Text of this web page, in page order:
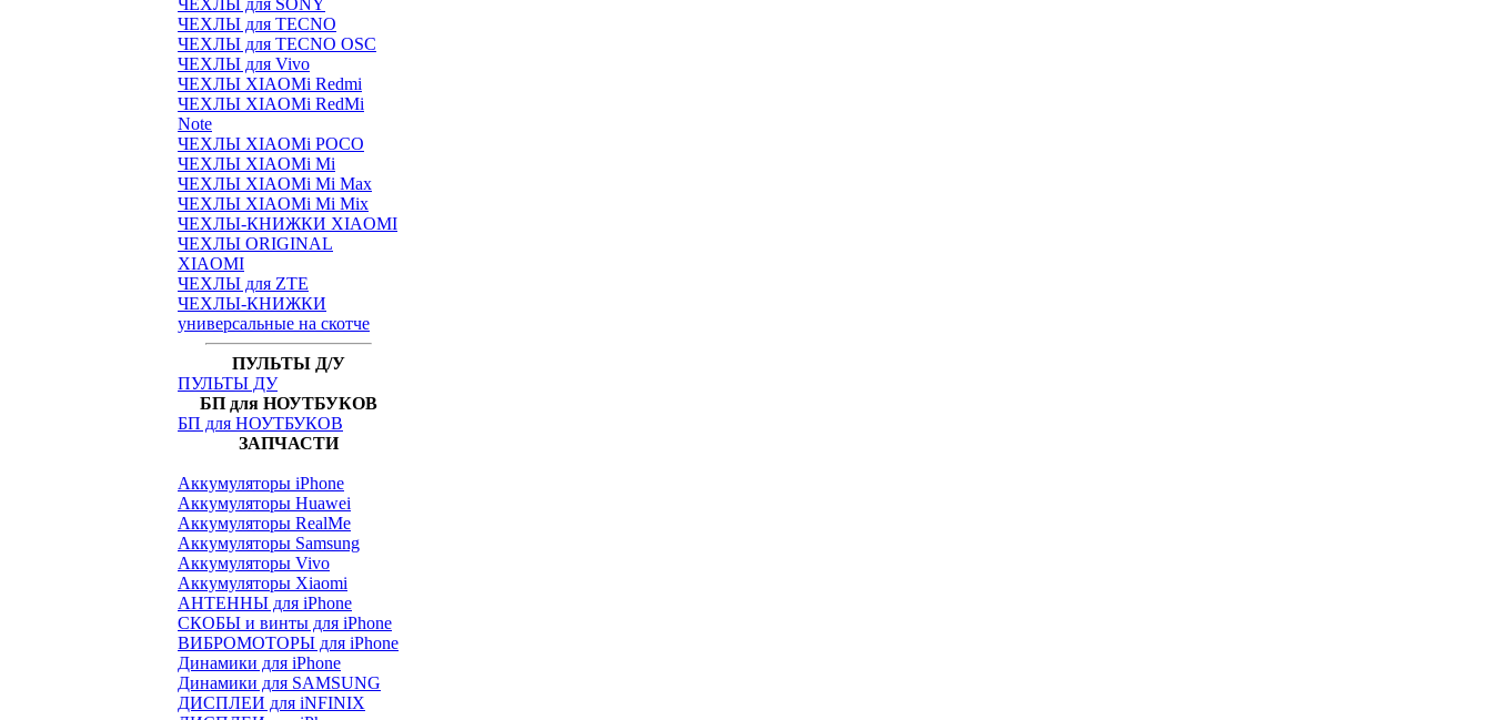
ЧЕХЛЫ для SONY
ЧЕХЛЫ для TECNO
ЧЕХЛЫ для TECNO OSC
ЧЕХЛЫ для Vivo
ЧЕХЛЫ XIAOMi Redmi
ЧЕХЛЫ XIAOMi RedMi
Note
ЧЕХЛЫ XIAOMi POCO
ЧЕХЛЫ XIAOMi Mi
ЧЕХЛЫ XIAOMi Mi Max
ЧЕХЛЫ XIAOMi Mi Mix
ЧЕХЛЫ-КНИЖКИ XIAOMI
ЧЕХЛЫ ORIGINAL
XIAOMI
ЧЕХЛЫ для ZTE
ЧЕХЛЫ-КНИЖКИ
универсальные на скотче
ПУЛЬТЫ Д/У
ПУЛЬТЫ ДУ
БП для НОУТБУКОВ
БП для НОУТБУКОВ
ЗАПЧАСТИ
Аккумуляторы iPhone
Аккумуляторы Huawei
Аккумуляторы RealMe
Аккумуляторы Samsung
Аккумуляторы Vivo
Аккумуляторы Xiaomi
АНТЕННЫ для iPhone
СКОБЫ и винты для iPhone
ВИБРОМОТОРЫ для iPhone
Динамики для iPhone
Динамики для SAMSUNG
ДИСПЛЕИ для iNFINIX